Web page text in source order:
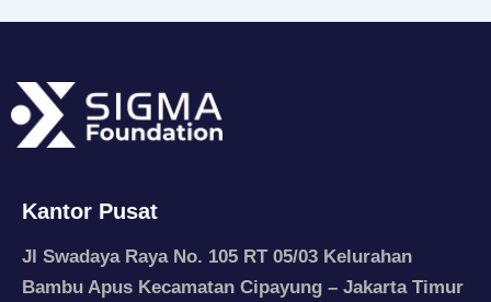
Kantor Pusat
Jl Swadaya Raya No. 105 RT 05/03 Kelurahan
Bambu Apus Kecamatan Cipayung – Jakarta Timur